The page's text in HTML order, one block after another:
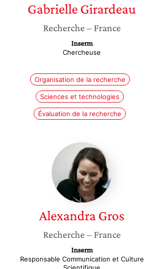
GabrielleGirardeau
Recherche – France
Inserm
Chercheuse
Organisation de la recherche
Sciences et technologies
Évaluation de la recherche
Alexandra
Gros
AlexandraGros
Recherche – France
Inserm
Responsable Communication et Culture